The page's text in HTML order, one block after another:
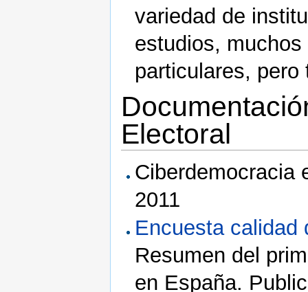
variedad de
estudios,
particulares,
Electoral
Ciberdemocracia
2011
Encuesta calidad
Resumen del
en España.